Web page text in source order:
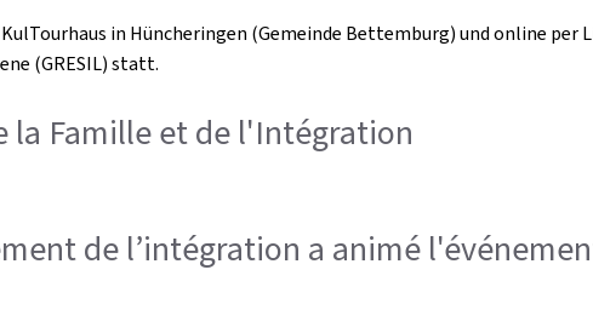
in Hüncheringen (Gemeinde Bettemburg) und online per
(GRESIL) statt.
la Famille et de l'Intégration
de l’intégration a animé